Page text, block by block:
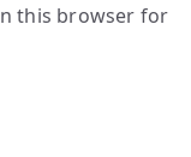
this browser for